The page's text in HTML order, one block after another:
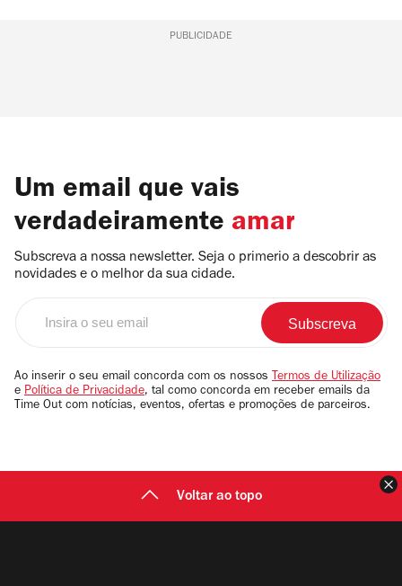
PUBLICIDADE
Um email que vais
verdadeiramente amar
Subscreva a nossa newsletter. Seja o primerio a descobrir as
novidades e o melhor da sua cidade.
email
Ao inserir o seu email concorda com os nossos Termos de Utilização
e Política de Privacidade, tal como concorda em receber emails da
Time Out com notícias, eventos, ofertas e promoções de parceiros.
Voltar ao topo